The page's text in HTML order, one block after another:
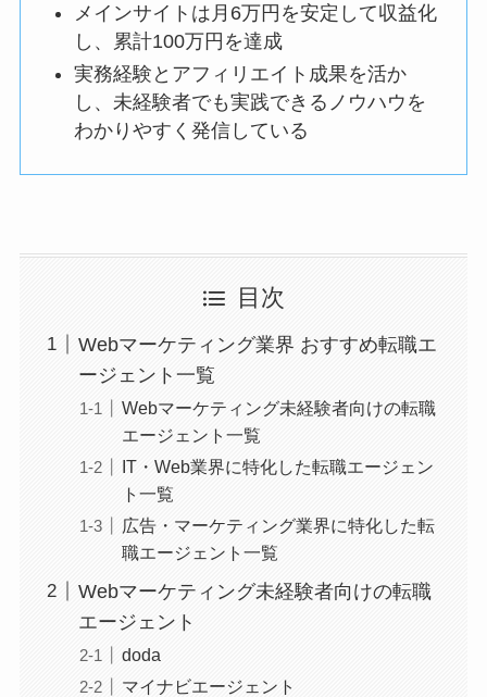
メインサイトは月6万円を安定して収益化
し、累計100万円を達成
実務経験とアフィリエイト成果を活か
し、未経験者でも実践できるノウハウを
わかりやすく発信している
目次
Webマーケティング業界 おすすめ転職エ
ージェント一覧
Webマーケティング未経験者向けの転職
エージェント一覧
IT・Web業界に特化した転職エージェン
ト一覧
広告・マーケティング業界に特化した転
職エージェント一覧
Webマーケティング未経験者向けの転職
エージェント
doda
マイナビエージェント